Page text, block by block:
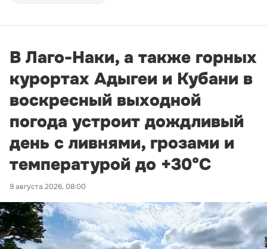
В Лаго-Наки, а также горных
курортах Адыгеи и Кубани в
воскресный выходной
погода устроит дождливый
день с ливнями, грозами и
температурой до +30°С
9 августа 2026, 08:00